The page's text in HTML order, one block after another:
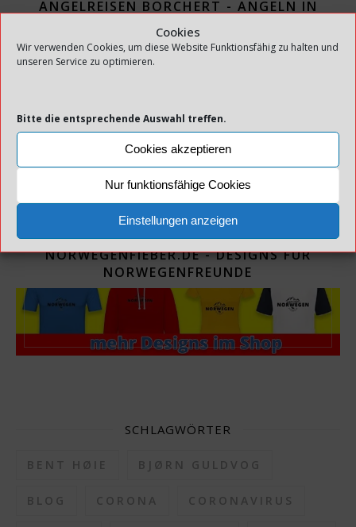
Cookies
Wir verwenden Cookies, um diese Website Funktionsfähig zu halten und
unseren Service zu optimieren.
Bitte die entsprechende Auswahl treffen.
Cookies akzeptieren
Nur funktionsfähige Cookies
Einstellungen anzeigen
ANGELREISEN BORCHERT - ANGELN IN
NORWEGEN
WERBUNG:
NORWEGENFIEBER.DE - DESIGNS FÜR
NORWEGENFREUNDE
SCHLAGWÖRTER
BENT HØIE BJØRN GULDVOG
BLOG CORONA CORONAVIRUS